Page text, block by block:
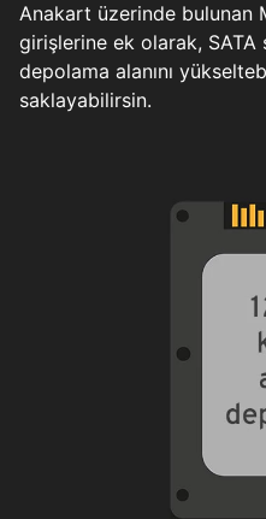
Anakart üzerinde bulunan
girişlerine ek olarak, SATA
depolama alanını
saklayabilirsin.